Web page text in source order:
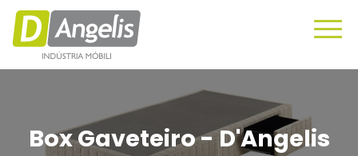
Box Gaveteiro - D'Angelis